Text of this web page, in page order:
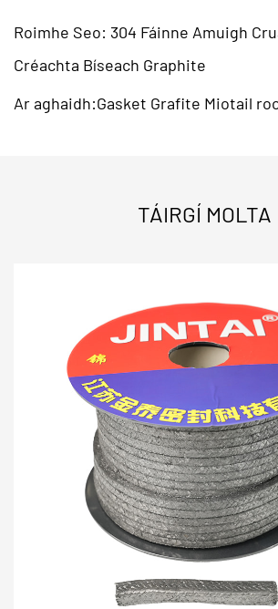
na gaiscéid seo próifíl roctha nó
comhlárnacha chun ualach ard
chinntíonn séala gás-dlúth i
Paraiméadar Teicniúil
Roghanna Ciseal Bog Graifít
Raon Teochta -200 ° C
Uasbhrú PN 250
Próifíl Gasket rocach,
Comhoiriúnacht Flange ASME
Roimhe Seo: 304 Fáinne Amuigh
Créachta Bíseach Graphite
Ar aghaidh:Gasket Grafite Miotail
TÁIRGÍ MOLTA